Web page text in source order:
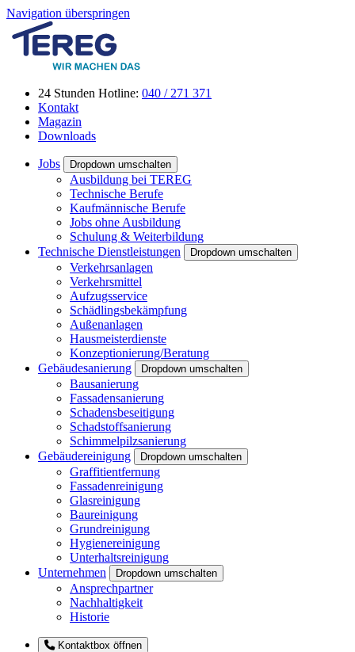
Navigation überspringen
24 Stunden Hotline: 040 / 271 371
Kontakt
Magazin
Downloads
Jobs Dropdown umschalten
Ausbildung bei TEREG
Technische Berufe
Kaufmännische Berufe
Jobs ohne Ausbildung
Schulung & Weiterbildung
Technische Dienstleistungen
Dropdown umschalten
Verkehrsanlagen
Verkehrsmittel
Aufzugsservice
Schädlingsbekämpfung
Außenanlagen
Hausmeisterdienste
Konzeptionierung/Beratung
Gebäudesanierung
Dropdown umschalten
Bausanierung
Fassadensanierung
Schadensbeseitigung
Schadstoffsanierung
Schimmelpilzsanierung
Gebäudereinigung
Dropdown umschalten
Graffitientfernung
Fassadenreinigung
Glasreinigung
Baureinigung
Grundreinigung
Hygienereinigung
Unterhaltsreinigung
Unternehmen
Dropdown umschalten
Ansprechpartner
Nachhaltigkeit
Historie
Kontaktbox öffnen